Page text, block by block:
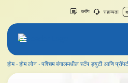
ब्लॉग सहाय्यता
होम होम लोन पश्चिम बंगालमधील स्टँप ड्युटी आणि
पश्चिम बंगालमधील स्टँप ड्युटी आणि प्रॉपर्टी रजिस्ट्रेशन